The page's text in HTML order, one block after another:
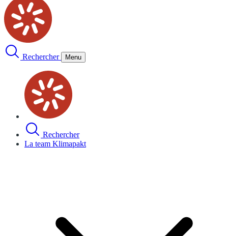
Rechercher Menu
Rechercher
La team Klimapakt